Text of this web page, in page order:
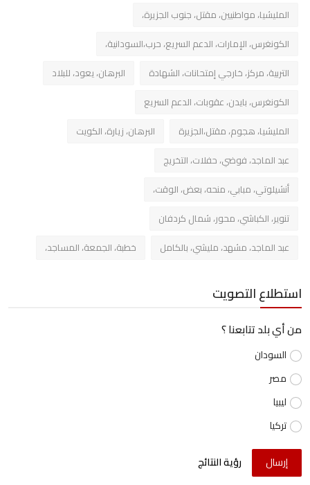
المليشيا، مواطنيين، مقتل، جنوب الجزيرة،
الكونغرس، الإمارات، الدعم السريع، حرب،السودانية،
التربية، مركز، خارجي إمتحانات، الشهادة
البرهان، يعود، للبلاد
الكونغرس، بايدن، عقوبات، الدعم السريع
المليشيا، هجوم، مقتل،الجزيرة
البرهان، زيارة، الكويت
عبد الماجد، فوضي، حفلات، التخريج
أنشيلوتي، مبابي، منحه، بعض، الوقت،
تنوير، الكباشي، محور، شمال كردفان
عبد الماجد، مشهد، مليشي، بالكامل
خطبة، الجمعة، المساجد،
استطلاع التصويت
من أي بلد تتابعنا ؟
السودان
مصر
ليبيا
تركيا
إرسال رؤية النتائج